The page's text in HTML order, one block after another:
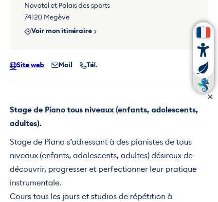
Stage de Piano tous niveaux (enfants, adolescents,
adultes).
Stage de Piano s’adressant à des pianistes de tous
niveaux (enfants, adolescents, adultes) désireux de
découvrir, progresser et perfectionner leur pratique
instrumentale.
Cours tous les jours et studios de répétition à
Novotel et Palais des sports
74120 Megève
Voir mon itinéraire
Site web Mail Tél.